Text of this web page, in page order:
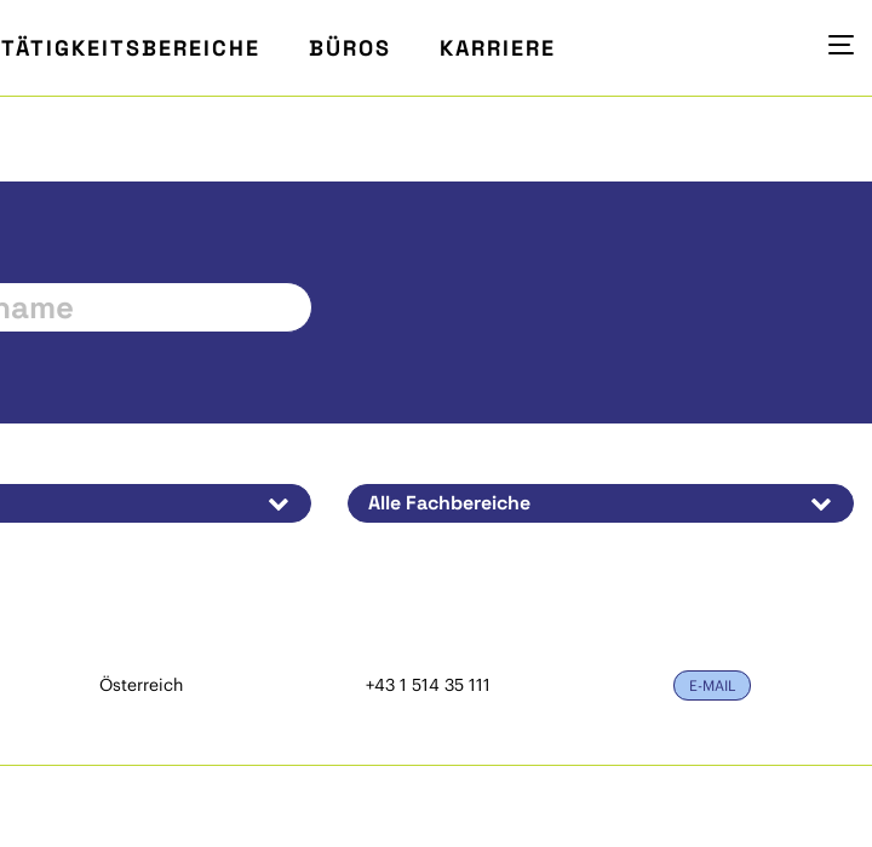
TÄTIGKEITSBEREICHE BÜROS KARRIERE
Österreich +43 1 514 35 111 E-MAIL